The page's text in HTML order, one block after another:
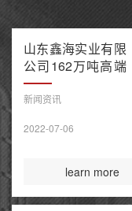
山东鑫海实业有限
公司162万吨高端
不锈钢项目产能置
换方案公示
新闻资讯
2022-07-06
learn more